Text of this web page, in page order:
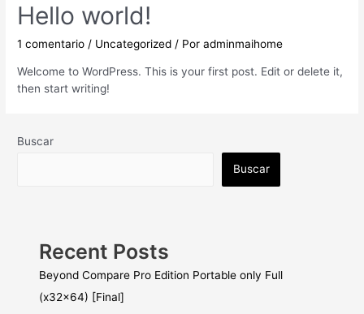
Hello world!
1 comentario / Uncategorized / Poradminmaihome
Welcome to WordPress. This is your first post. Edit or delete it,
then start writing!
Buscar
Buscar
Recent Posts
Beyond Compare Pro Edition Portable only Full
(x32x64) [Final]